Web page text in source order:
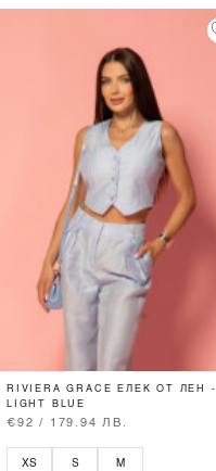
RIVIERA GRACE ЕЛЕК ОТ ЛЕН -
LIGHT BLUE
€92 / 179.94 ЛВ.
XS S M